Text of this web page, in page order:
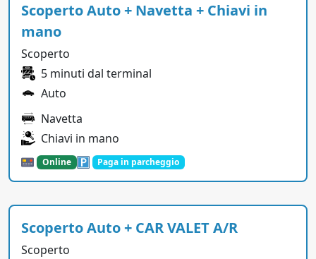
Scoperto Auto + Navetta + Chiavi in
mano
Scoperto
5 minuti dal terminal
Auto
Navetta
Chiavi in mano
Online Paga in parcheggio
Scoperto Auto + CAR VALET A/R
Scoperto